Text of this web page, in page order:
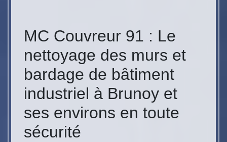
MC Couvreur 91 : Le
nettoyage des murs et
bardage de bâtiment
industriel à Brunoy et
ses environs en toute
sécurité